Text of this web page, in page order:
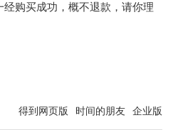
购买成功，概不退款，请你理
得到网页版 时间的朋友 企业版